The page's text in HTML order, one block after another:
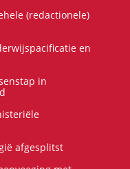
(redactionele)
en
in
afgesplitst